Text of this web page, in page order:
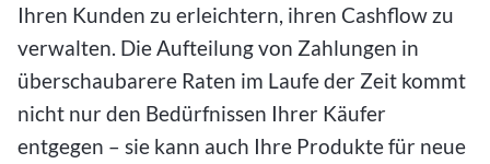
Ihren Kunden zu erleichtern, ihren Cashflow zu
verwalten. Die Aufteilung von Zahlungen in
überschaubarere Raten im Laufe der Zeit kommt
nicht nur den Bedürfnissen Ihrer Käufer
entgegen – sie kann auch Ihre Produkte für neue